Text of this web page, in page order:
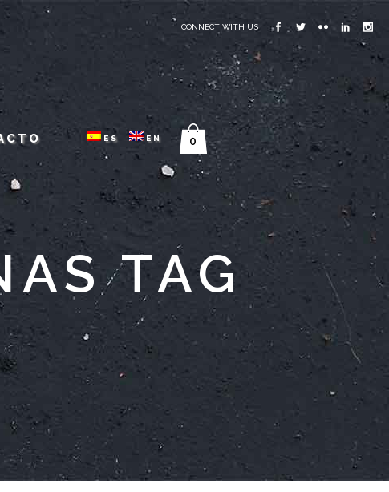
CONNECT WITH US
ES EN 0
TAG